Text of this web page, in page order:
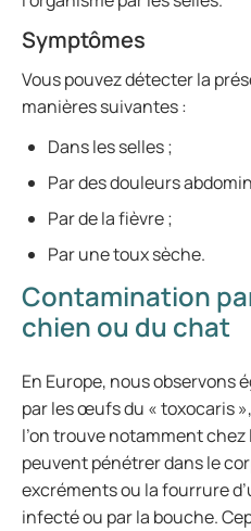
Symptômes
Vous pouvez détecter la
manières suivantes :
Dans les selles ;
Par des douleurs
Par de la fièvre ;
Par une toux sèche.
Contamination
chien ou du chat
En Europe, nous observons
par les œufs du « toxocaris
l’on trouve notamment
peuvent pénétrer dans le
excréments ou la fourrure
infecté ou par la bouche.